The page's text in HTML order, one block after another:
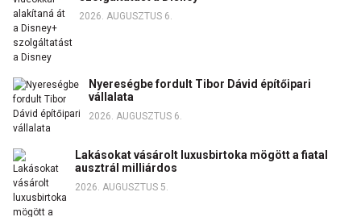
2026. AUGUSZTUS 6.
Nyereségbe fordult Tibor Dávid építőipari
vállalata
2026. AUGUSZTUS 6.
Lakásokat vásárolt luxusbirtoka mögött a fiatal
ausztrál milliárdos
2026. AUGUSZTUS 5.